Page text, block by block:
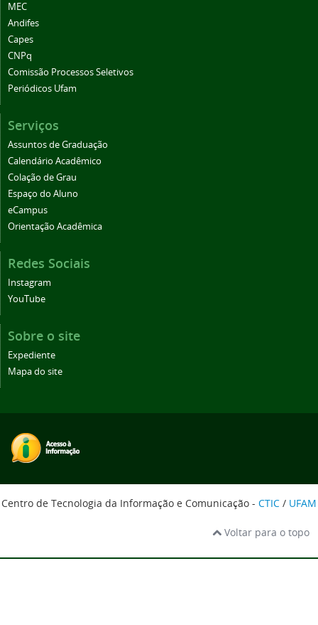
MEC
Andifes
Capes
CNPq
Comissão Processos Seletivos
Periódicos Ufam
Serviços
Assuntos de Graduação
Calendário Acadêmico
Colação de Grau
Espaço do Aluno
eCampus
Orientação Acadêmica
Redes Sociais
Instagram
YouTube
Sobre o site
Expediente
Mapa do site
Centro de Tecnologia da Informação e Comunicação - CTIC / UFAM
Voltar para o topo